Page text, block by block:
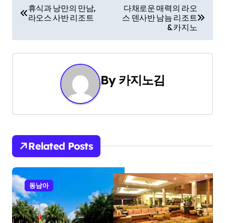
s
i
g
a
t
휴식과 낭만의 만남,
라오스 사반 리조트
다채로운 매력의 라오
스 덴사반 남늠 리조트
& 카지노
By 카지노김
Related Posts
동남아